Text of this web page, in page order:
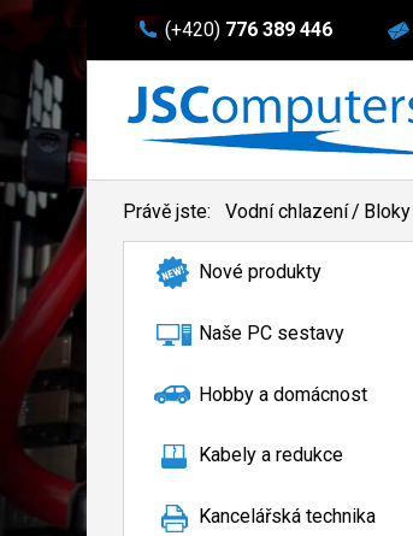
(+420) 776 389 446
Právě jste: Vodní chlazení/ Bloky
Nové produkty
Naše PC sestavy
Hobby a domácnost
Kabely a redukce
Kancelářská technika